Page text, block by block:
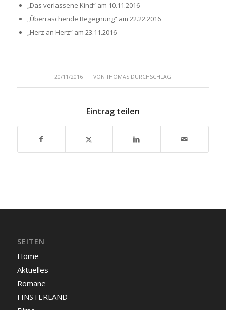
„Das verlassene Kind“ am 10.11.2016
„Überraschende Begegnung“ am 22.22.2016
„Herz an Herz“ am 23.11.2016
20/11/2016
/ VONTHOMAS DURCHSCHLAG
Eintrag teilen
SEITEN
Home
Aktuelles
Romane
FINSTERLAND